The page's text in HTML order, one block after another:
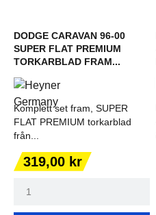
DODGE CARAVAN 96-00
SUPER FLAT PREMIUM
TORKARBLAD FRAM...
Komplett set fram, SUPER
FLAT PREMIUM torkarblad
från...
Pris
319,00 kr